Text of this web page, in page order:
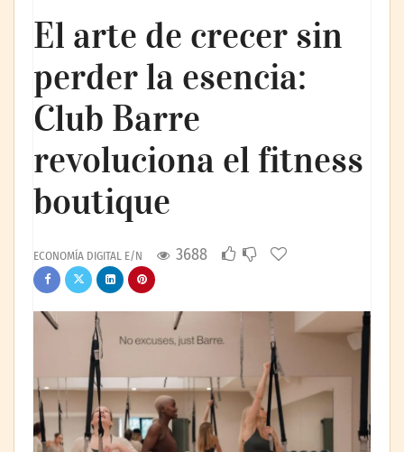
El arte de crecer sin
perder la esencia:
Club Barre
revoluciona el fitness
boutique
ECONOMÍA DIGITAL E/N 3688